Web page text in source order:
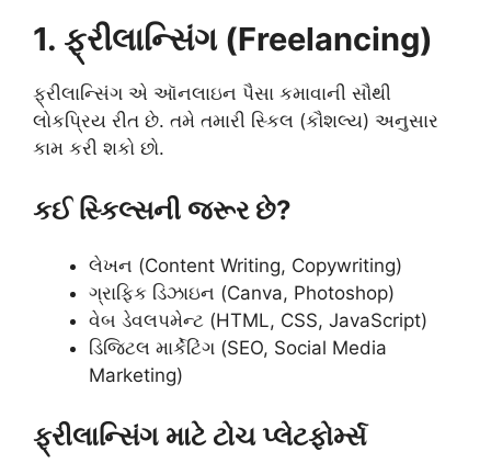
1. ફ્રીલાન્સિંગ (Freelancing)
ફ્રીલાન્સિંગ એ ઑનલાઇન પૈસા કમાવાની સૌથી
લોકપ્રિય રીત છે. તમે તમારી સ્કિલ (કૌશલ્ય) અનુસાર
કામ કરી શકો છો.
કઈ સ્કિલ્સની જરૂર છે?
લેખન (Content Writing, Copywriting)
ગ્રાફિક ડિઝાઇન (Canva, Photoshop)
વેબ ડેવલપમેન્ટ (HTML, CSS, JavaScript)
ડિજિટલ માર્કેટિંગ (SEO, Social Media
Marketing)
ફ્રીલાન્સિંગ માટે ટોચ પ્લેટફોર્મ્સ